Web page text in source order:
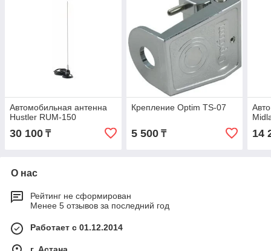
Автомобильная антенна
Hustler RUM-150
30 100 ₸
Крепление Optim TS-07
5 500₸ 14
О нас
Рейтинг не сформирован
Менее 5 отзывов за последний год
Работает с 01.12.2014